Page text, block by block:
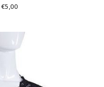
€5,00